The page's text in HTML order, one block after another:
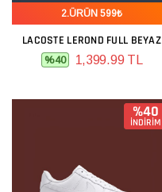
2.ÜRÜN 599₺
LACOSTE LEROND FULL BEYAZ
%40 1,399.99 TL
%40
İNDİRİM